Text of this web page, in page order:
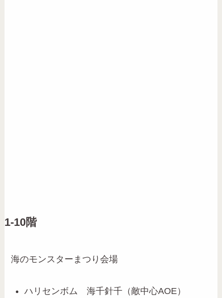
1-10階
海のモンスターまつり会場
ハリセンボム 海千針千（敵中心AOE）